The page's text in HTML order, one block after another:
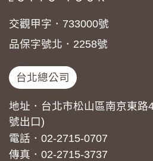
交觀甲字．733000號
品保字號北．2258號
台北總公司
地址．台北市松山區南京東路
號出口)
電話．02-2715-0707
傳真．02-2715-3737